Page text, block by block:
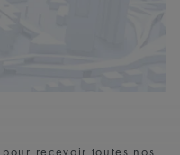
recevoir toutes nos